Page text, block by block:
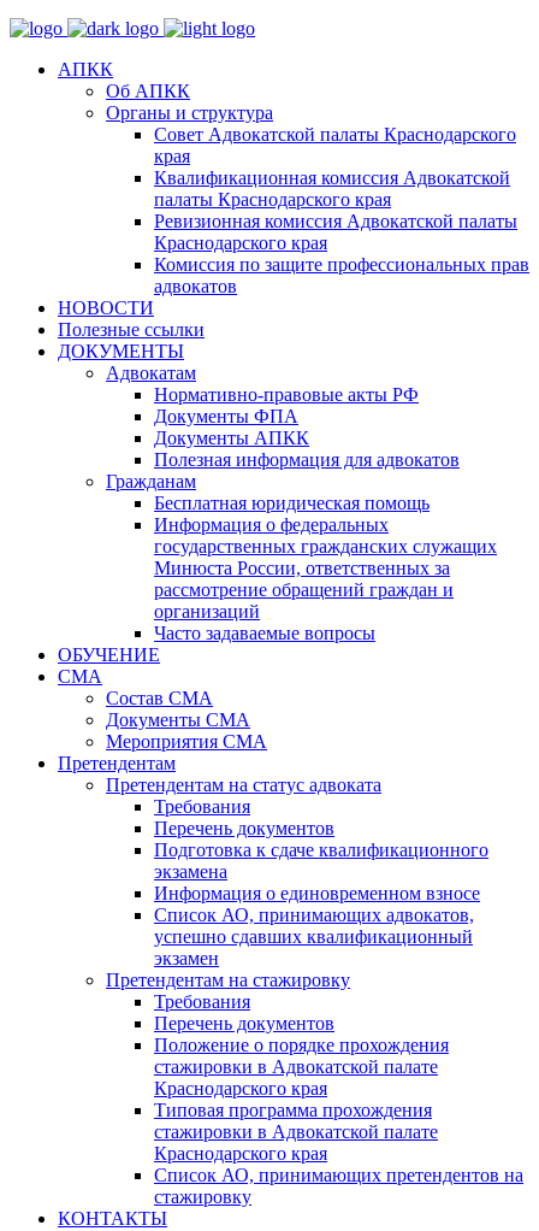
АПКК
Об АПКК
Органы и структура
Совет Адвокатской палаты Краснодарского
края
Квалификационная комиссия Адвокатской
палаты Краснодарского края
Ревизионная комиссия Адвокатской палаты
Краснодарского края
Комиссия по защите профессиональных прав
адвокатов
НОВОСТИ
Полезные ссылки
ДОКУМЕНТЫ
Адвокатам
Нормативно-правовые акты РФ
Документы ФПА
Документы АПКК
Полезная информация для адвокатов
Гражданам
Бесплатная юридическая помощь
Информация о федеральных
государственных гражданских служащих
Минюста России, ответственных за
рассмотрение обращений граждан и
организаций
Часто задаваемые вопросы
ОБУЧЕНИЕ
СМА
Состав СМА
Документы СМА
Мероприятия СМА
Претендентам
Претендентам на статус адвоката
Требования
Перечень документов
Подготовка к сдаче квалификационного
экзамена
Информация о единовременном взносе
Список АО, принимающих адвокатов,
успешно сдавших квалификационный
экзамен
Претендентам на стажировку
Требования
Перечень документов
Положение о порядке прохождения
стажировки в Адвокатской палате
Краснодарского края
Типовая программа прохождения
стажировки в Адвокатской палате
Краснодарского края
Список АО, принимающих претендентов на
стажировку
КОНТАКТЫ